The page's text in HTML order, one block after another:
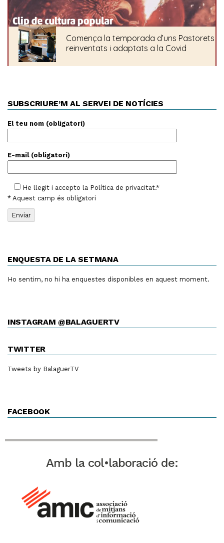
SUBSCRIURE’M AL SERVEI DE NOTÍCIES
El teu nom (obligatori)
E-mail (obligatori)
He llegit i accepto la Política de privacitat.*
* Aquest camp és obligatori
ENQUESTA DE LA SETMANA
Ho sentim, no hi ha enquestes disponibles en aquest moment.
INSTAGRAM @BALAGUERTV
TWITTER
Tweets by BalaguerTV
FACEBOOK
Amb la col•laboració de: